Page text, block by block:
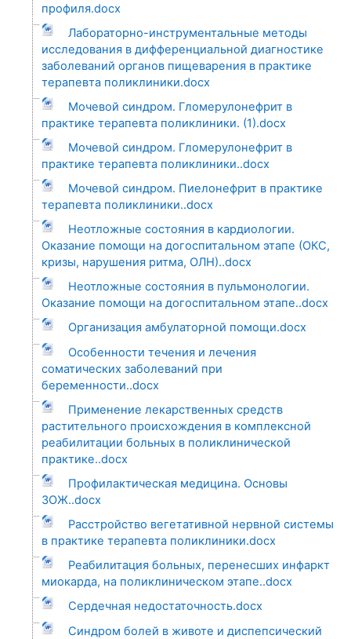
профиля.docx
Лабораторно-инструментальные методы
исследования в дифференциальной диагностике
заболеваний органов пищеварения в практике
терапевта поликлиники.docx
Мочевой синдром. Гломерулонефрит в
практике терапевта поликлиники. (1).docx
Мочевой синдром. Гломерулонефрит в
практике терапевта поликлиники..docx
Мочевой синдром. Пиелонефрит в практике
терапевта поликлиники..docx
Неотложные состояния в кардиологии.
Оказание помощи на догоспитальном этапе (ОКС,
кризы, нарушения ритма, ОЛН)..docx
Неотложные состояния в пульмонологии.
Оказание помощи на догоспитальном этапе..docx
Организация амбулаторной помощи.docx
Особенности течения и лечения
соматических заболеваний при
беременности..docx
Применение лекарственных средств
растительного происхождения в комплексной
реабилитации больных в поликлинической
практике..docx
Профилактическая медицина. Основы
ЗОЖ..docx
Расстройство вегетативной нервной системы
в практике терапевта поликлиники.docx
Реабилитация больных, перенесших инфаркт
миокарда, на поликлиническом этапе..docx
Сердечная недостаточность.docx
Синдром болей в животе и диспепсический